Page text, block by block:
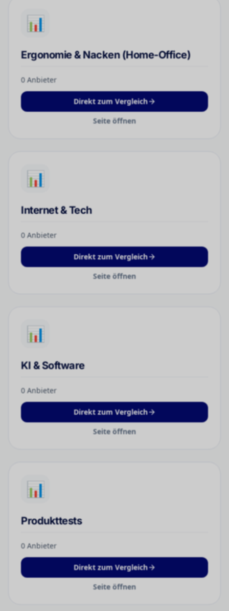
📊
Ergonomie & Nacken (Home-Office)
0 Anbieter
Direkt zum Vergleich
Seite öffnen
📊
Internet & Tech
0 Anbieter
Direkt zum Vergleich
Seite öffnen
📊
KI & Software
0 Anbieter
Direkt zum Vergleich
Seite öffnen
📊
Produkttests
0 Anbieter
Direkt zum Vergleich
Seite öffnen